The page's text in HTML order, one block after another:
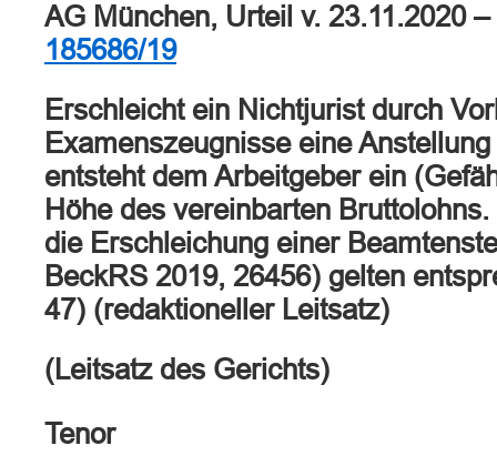
AG München, Urteil v. 23.11.2020 –
185686/19
Erschleicht ein Nichtjurist durch
Examenszeugnisse eine
entsteht dem Arbeitgeber ein
Höhe des vereinbarten
die Erschleichung einer
BeckRS 2019, 26456) gelten
47) (redaktioneller Leitsatz)
(Leitsatz des Gerichts)
Tenor